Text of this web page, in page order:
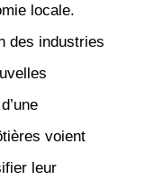
locale.
des industries
voient
leur